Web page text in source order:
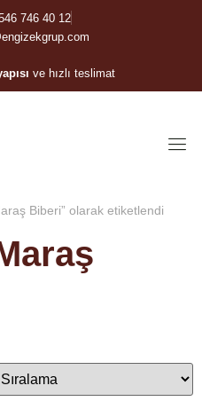
746 40 12
ve hızlı teslimat
Biberi” olarak etiketlendi